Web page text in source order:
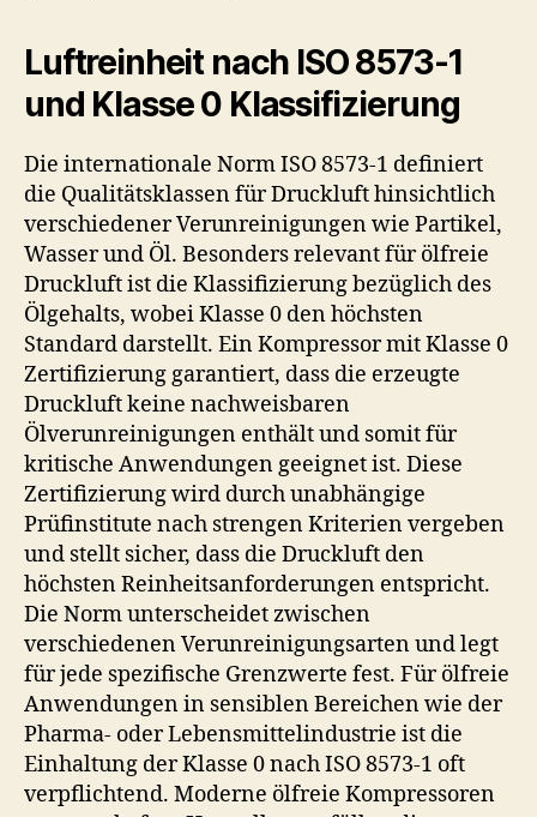
Luftreinheit nach ISO 8573-1
und Klasse 0 Klassifizierung
Die internationale Norm ISO 8573-1 definiert
die Qualitätsklassen für Druckluft hinsichtlich
verschiedener Verunreinigungen wie Partikel,
Wasser und Öl. Besonders relevant für ölfreie
Druckluft ist die Klassifizierung bezüglich des
Ölgehalts, wobei Klasse 0 den höchsten
Standard darstellt. Ein Kompressor mit Klasse 0
Zertifizierung garantiert, dass die erzeugte
Druckluft keine nachweisbaren
Ölverunreinigungen enthält und somit für
kritische Anwendungen geeignet ist. Diese
Zertifizierung wird durch unabhängige
Prüfinstitute nach strengen Kriterien vergeben
und stellt sicher, dass die Druckluft den
höchsten Reinheitsanforderungen entspricht.
Die Norm unterscheidet zwischen
verschiedenen Verunreinigungsarten und legt
für jede spezifische Grenzwerte fest. Für ölfreie
Anwendungen in sensiblen Bereichen wie der
Pharma- oder Lebensmittelindustrie ist die
Einhaltung der Klasse 0 nach ISO 8573-1 oft
verpflichtend. Moderne ölfreie Kompressoren